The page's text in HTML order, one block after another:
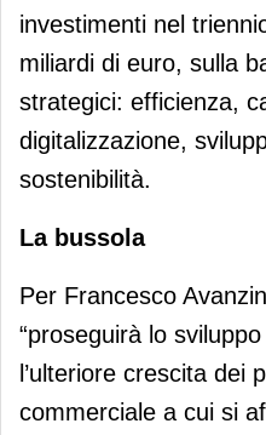
investimenti nel
miliardi di euro, sulla
strategici: efficienza,
digitalizzazione,
sostenibilità.
La bussola
Per Francesco
“proseguirà lo
l’ulteriore crescita dei
commerciale a cui si